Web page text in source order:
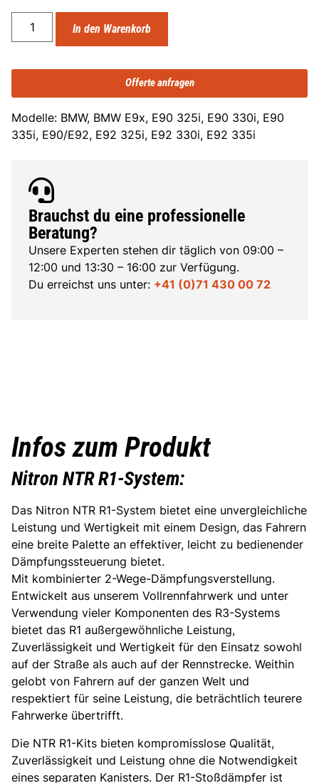
In den Warenkorb
Offerte anfragen
Modelle: BMW, BMW E9x, E90 325i, E90 330i, E90
335i, E90/E92, E92 325i, E92 330i, E92 335i
Brauchst du eine professionelle
Beratung?
Unsere Experten stehen dir täglich von 09:00 –
12:00 und 13:30 – 16:00 zur Verfügung.
Du erreichst uns unter: +41 (0)71 430 00 72
Infos zum Produkt
Nitron NTR R1-System:
Das Nitron NTR R1-System bietet eine unvergleichliche
Leistung und Wertigkeit mit einem Design, das Fahrern
eine breite Palette an effektiver, leicht zu bedienender
Dämpfungssteuerung bietet.
Mit kombinierter 2-Wege-Dämpfungsverstellung.
Entwickelt aus unserem Vollrennfahrwerk und unter
Verwendung vieler Komponenten des R3-Systems
bietet das R1 außergewöhnliche Leistung,
Zuverlässigkeit und Wertigkeit für den Einsatz sowohl
auf der Straße als auch auf der Rennstrecke. Weithin
gelobt von Fahrern auf der ganzen Welt und
respektiert für seine Leistung, die beträchtlich teurere
Fahrwerke übertrifft.
Die NTR R1-Kits bieten kompromisslose Qualität,
Zuverlässigkeit und Leistung ohne die Notwendigkeit
eines separaten Kanisters. Der R1-Stoßdämpfer ist